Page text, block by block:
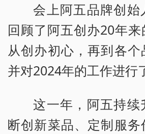
会上阿五品牌创始
回顾了阿五创办20年来
从创办初心，再到各个
并对2024年的工作进行
这一年，阿五持续
断创新菜品、定制服